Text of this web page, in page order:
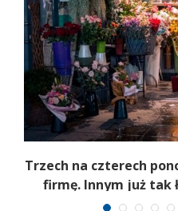
Trzech na czterech
firmę. Innym już tak